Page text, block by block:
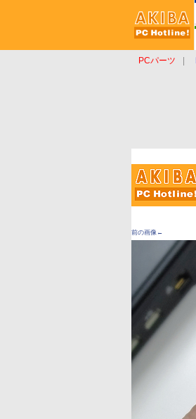
PCパーツ
前の画像←